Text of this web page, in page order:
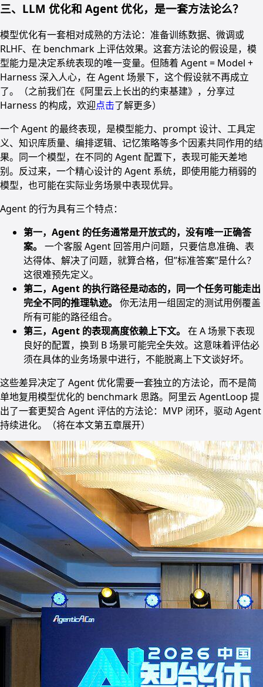
三、LLM 优化和 Agent 优化，是一套方法论么？
模型优化有一套相对成熟的方法论：准备训练数据、微调或
RLHF、在 benchmark 上评估效果。这套方法论的假设是，模
型能力是决定系统表现的唯一变量。但随着 Agent = Model +
Harness 深入人心，在 Agent 场景下，这个假设就不再成立
了。（之前我们在《阿里云上长出的约束基建》，分享过
Harness 的构成，欢迎点击了解更多）
一个 Agent 的最终表现，是模型能力、prompt 设计、工具定
义、知识库质量、编排逻辑、记忆策略等多个因素共同作用的结
果。同一个模型，在不同的 Agent 配置下，表现可能天差地
别。反过来，一个精心设计的 Agent 系统，即使用能力稍弱的
模型，也可能在实际业务场景中表现优异。
Agent 的行为具有三个特点：
第一，Agent 的任务通常是开放式的，没有唯一正确答
案。 一个客服 Agent 回答用户问题，只要信息准确、表
达得体、解决了问题，就算合格，但”标准答案”是什么？
这很难预先定义。
第二，Agent 的执行路径是动态的，同一个任务可能走出
完全不同的推理轨迹。 你无法用一组固定的测试用例覆盖
所有可能的路径组合。
第三，Agent 的表现高度依赖上下文。 在 A 场景下表现
良好的配置，换到 B 场景可能完全失效。这意味着评估必
须在具体的业务场景中进行，不能脱离上下文谈好坏。
这些差异决定了 Agent 优化需要一套独立的方法论，而不是简
单地复用模型优化的 benchmark 思路。阿里云 AgentLoop 提
出了一套更契合 Agent 评估的方法论：MVP 闭环，驱动 Agent
持续进化。（将在本文第五章展开）